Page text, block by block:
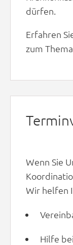
dürfen.
Erfahren
zum
Wenn Sie
Wir helfen
Hilfe